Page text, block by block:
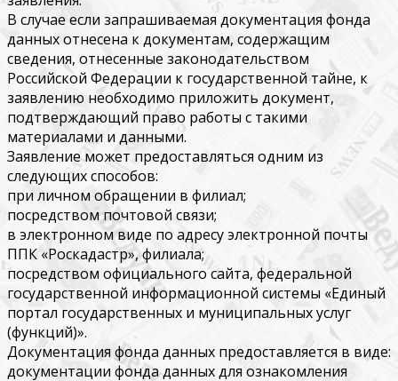
В случае если запрашиваемая документация фонда
данных отнесена к документам, содержащим
сведения, отнесенные законодательством
Российской Федерации к государственной тайне, к
заявлению необходимо приложить документ,
подтверждающий право работы с такими
материалами и данными.
Заявление может предоставляться одним из
следующих способов:
при личном обращении в филиал;
посредством почтовой связи;
в электронном виде по адресу электронной почты
ППК «Роскадастр», филиала;
посредством официального сайта, федеральной
государственной информационной системы «Единый
портал государственных и муниципальных услуг
(функций)».
Документация фонда данных предоставляется в виде:
документации фонда данных для ознакомления